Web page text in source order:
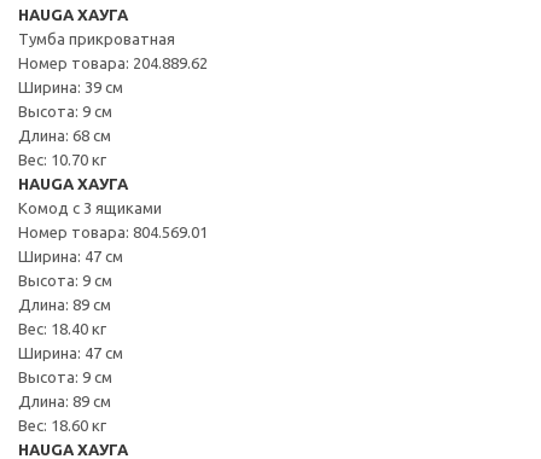
HAUGA ХАУГА
Тумба прикроватная
Номер товара: 204.889.62
Ширина: 39 см
Высота: 9 см
Длина: 68 см
Вес: 10.70 кг
HAUGA ХАУГА
Комод с 3 ящиками
Номер товара: 804.569.01
Ширина: 47 см
Высота: 9 см
Длина: 89 см
Вес: 18.40 кг
Ширина: 47 см
Высота: 9 см
Длина: 89 см
Вес: 18.60 кг
HAUGA ХАУГА